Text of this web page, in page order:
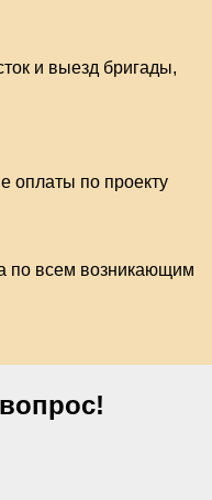
и выезд бригады,
оплаты по проекту
по всем возникающим